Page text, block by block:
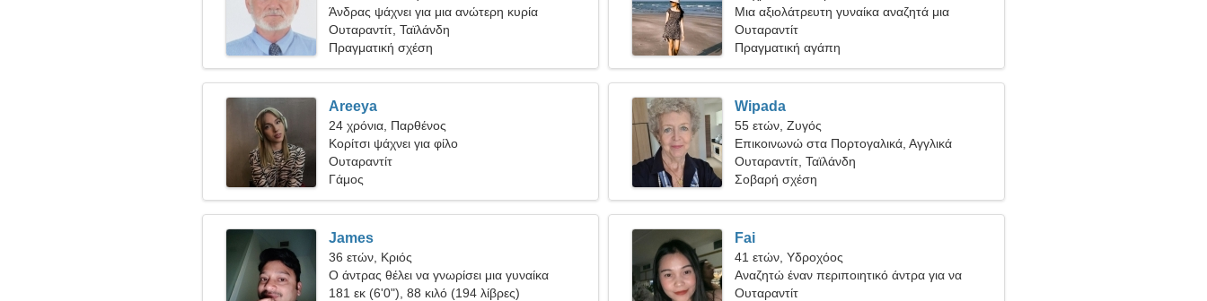
Άνδρας ψάχνει για μια ανώτερη κυρία
Ουταραντίτ, Ταϊλάνδη
Πραγματική σχέση
Μια αξιολάτρευτη γυναίκα αναζητά μια
πραγματική σχέση
Ουταραντίτ
Πραγματική αγάπη
Areeya
24 χρόνια, Παρθένος
Κορίτσι ψάχνει για φίλο
Ουταραντίτ
Γάμος
Wipada
55 ετών, Ζυγός
Επικοινωνώ στα Πορτογαλικά, Αγγλικά
Ουταραντίτ, Ταϊλάνδη
Σοβαρή σχέση
James
36 ετών, Κριός
Ο άντρας θέλει να γνωρίσει μια γυναίκα
181 εκ (6'0"), 88 κιλό (194 λίβρες)
Fai
41 ετών, Υδροχόος
Αναζητώ έναν περιποιητικό άντρα για να
ταξιδέψουμε μαζί
Ουταραντίτ